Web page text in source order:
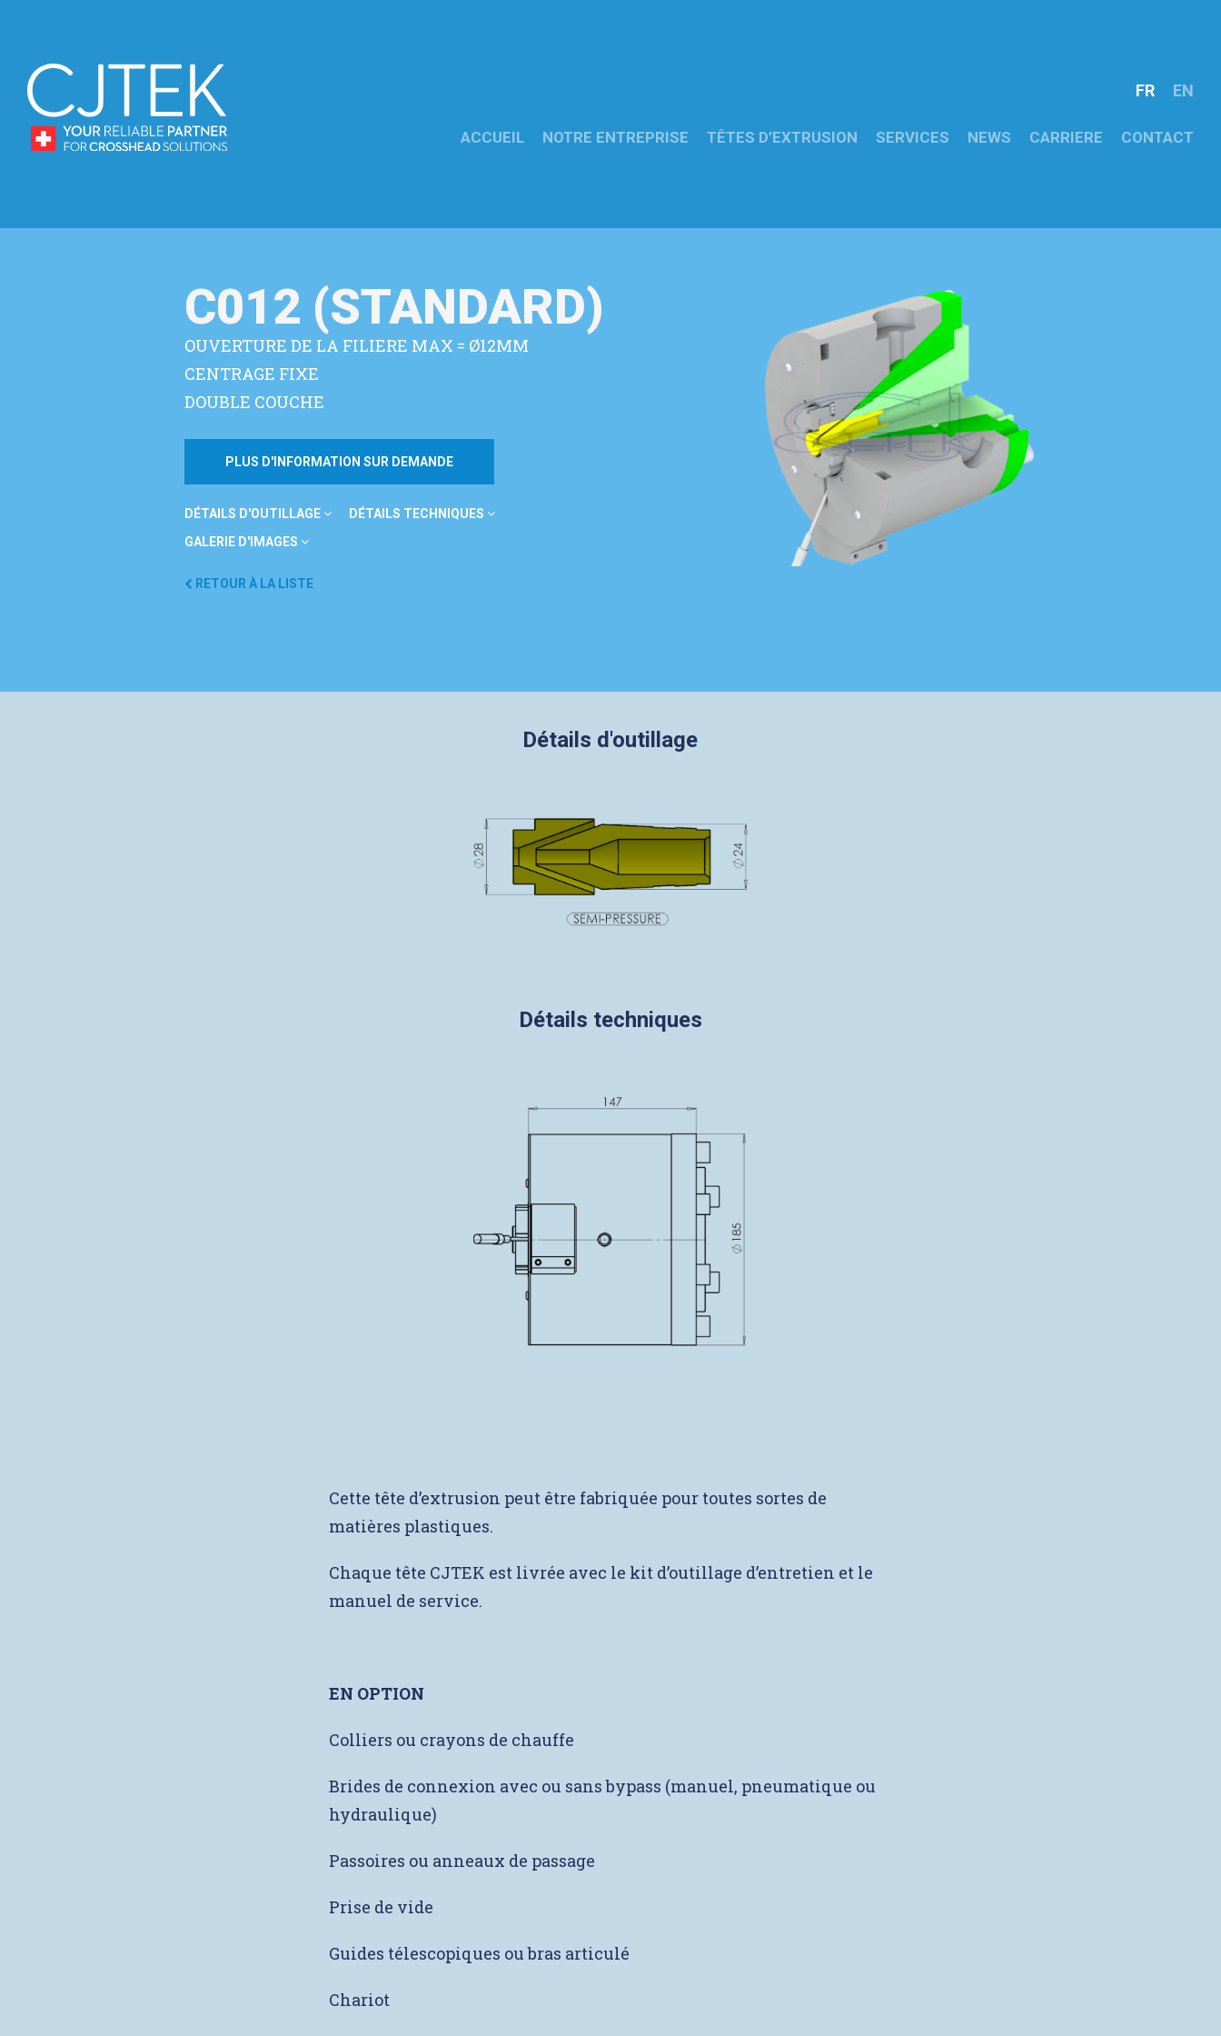
FR EN
ACCUEIL NOTRE ENTREPRISE TÊTES D’EXTRUSION SERVICES NEWS CARRIERE CONTACT
C012 (STANDARD)
OUVERTURE DE LA FILIERE MAX = Ø12MM
CENTRAGE FIXE
DOUBLE COUCHE
PLUS D'INFORMATION SUR DEMANDE
DÉTAILS D'OUTILLAGE
DÉTAILS TECHNIQUES
GALERIE D'IMAGES
RETOUR À LA LISTE
Détails d'outillage
Détails techniques
Cette tête d’extrusion peut être fabriquée pour toutes sortes de
matières plastiques.
Chaque tête CJTEK est livrée avec le kit d’outillage d’entretien et le
manuel de service.
EN OPTION
Colliers ou crayons de chauffe
Brides de connexion avec ou sans bypass (manuel, pneumatique ou
hydraulique)
Passoires ou anneaux de passage
Prise de vide
Guides télescopiques ou bras articulé
Chariot